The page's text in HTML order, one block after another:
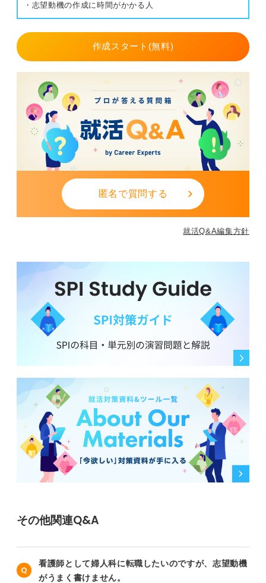
・志望動機の作成に時間がかかる人
作成スタート(無料)
匿名で質問する
就活Q&A編集方針
その他関連Q&A
看護師として婦人科に転職したいのですが、志望動機
がうまく書けません。